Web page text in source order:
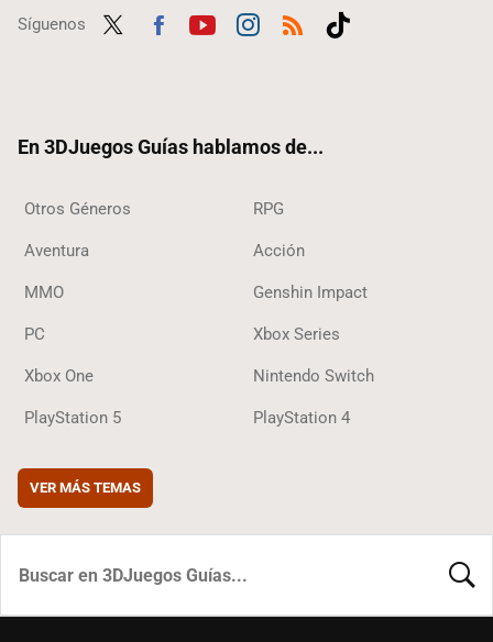
Síguenos
En 3DJuegos Guías hablamos de...
Otros Géneros RPG
Aventura Acción
MMO Genshin Impact
PC Xbox Series
Xbox One Nintendo Switch
PlayStation 5 PlayStation 4
VER MÁS TEMAS